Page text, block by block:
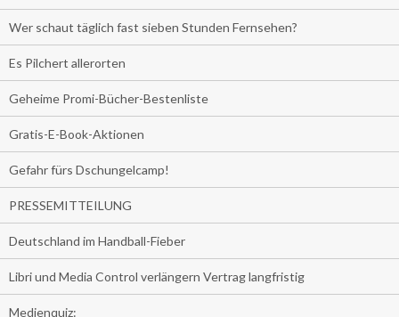
Wer schaut täglich fast sieben Stunden Fernsehen?
Es Pilchert allerorten
Geheime Promi-Bücher-Bestenliste
Gratis-E-Book-Aktionen
Gefahr fürs Dschungelcamp!
PRESSEMITTEILUNG
Deutschland im Handball-Fieber
Libri und Media Control verlängern Vertrag langfristig
Medienquiz: